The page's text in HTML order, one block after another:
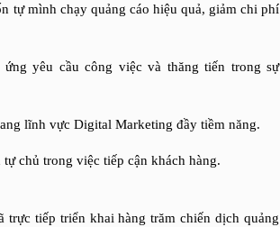
tự mình chạy quảng cáo hiệu quả, giảm chi phí
yêu cầu công việc và thăng tiến trong sự
lĩnh vực Digital Marketing đầy tiềm năng.
chủ trong việc tiếp cận khách hàng.
tiếp triển khai hàng trăm chiến dịch quảng